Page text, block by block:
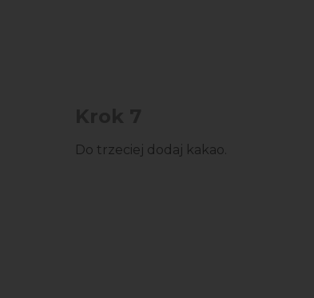
Do trzeciej dodaj kakao.